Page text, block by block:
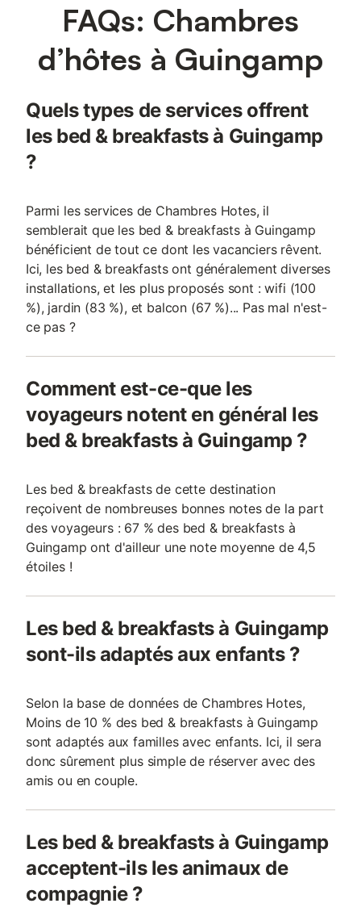
FAQs: Chambres
d’hôtes à Guingamp
Quels types de services offrent
les bed & breakfasts à Guingamp
?
Parmi les services de Chambres Hotes, il
semblerait que les bed & breakfasts à Guingamp
bénéficient de tout ce dont les vacanciers rêvent.
Ici, les bed & breakfasts ont généralement diverses
installations, et les plus proposés sont : wifi (100
%), jardin (83 %), et balcon (67 %)... Pas mal n'est-
ce pas ?
Comment est-ce-que les
voyageurs notent en général les
bed & breakfasts à Guingamp ?
Les bed & breakfasts de cette destination
reçoivent de nombreuses bonnes notes de la part
des voyageurs : 67 % des bed & breakfasts à
Guingamp ont d'ailleur une note moyenne de 4,5
étoiles !
Les bed & breakfasts à Guingamp
sont-ils adaptés aux enfants ?
Selon la base de données de Chambres Hotes,
Moins de 10 % des bed & breakfasts à Guingamp
sont adaptés aux familles avec enfants. Ici, il sera
donc sûrement plus simple de réserver avec des
amis ou en couple.
Les bed & breakfasts à Guingamp
acceptent-ils les animaux de
compagnie ?